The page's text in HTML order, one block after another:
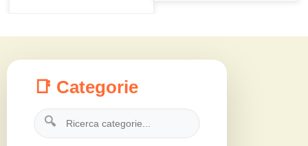
📑 Categorie
🔍